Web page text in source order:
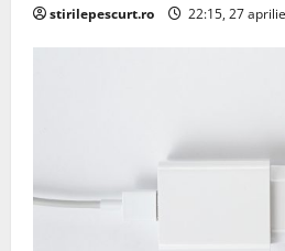
stirilepescurt.ro 22:15, 27